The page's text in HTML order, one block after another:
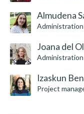
Almudena
Joana del
Izaskun
Project